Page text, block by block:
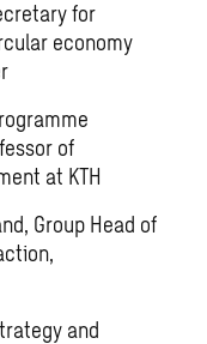
for
economy
of
at KTH
Group Head of
and